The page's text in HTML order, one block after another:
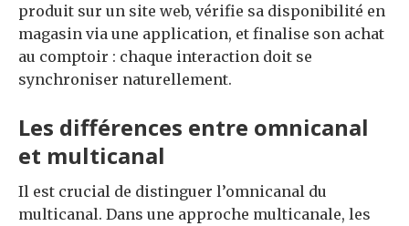
produit sur un site web, vérifie sa disponibilité en
magasin via une application, et finalise son achat
au comptoir : chaque interaction doit se
synchroniser naturellement.
Les différences entre omnicanal
et multicanal
Il est crucial de distinguer l’omnicanal du
multicanal. Dans une approche multicanale, les